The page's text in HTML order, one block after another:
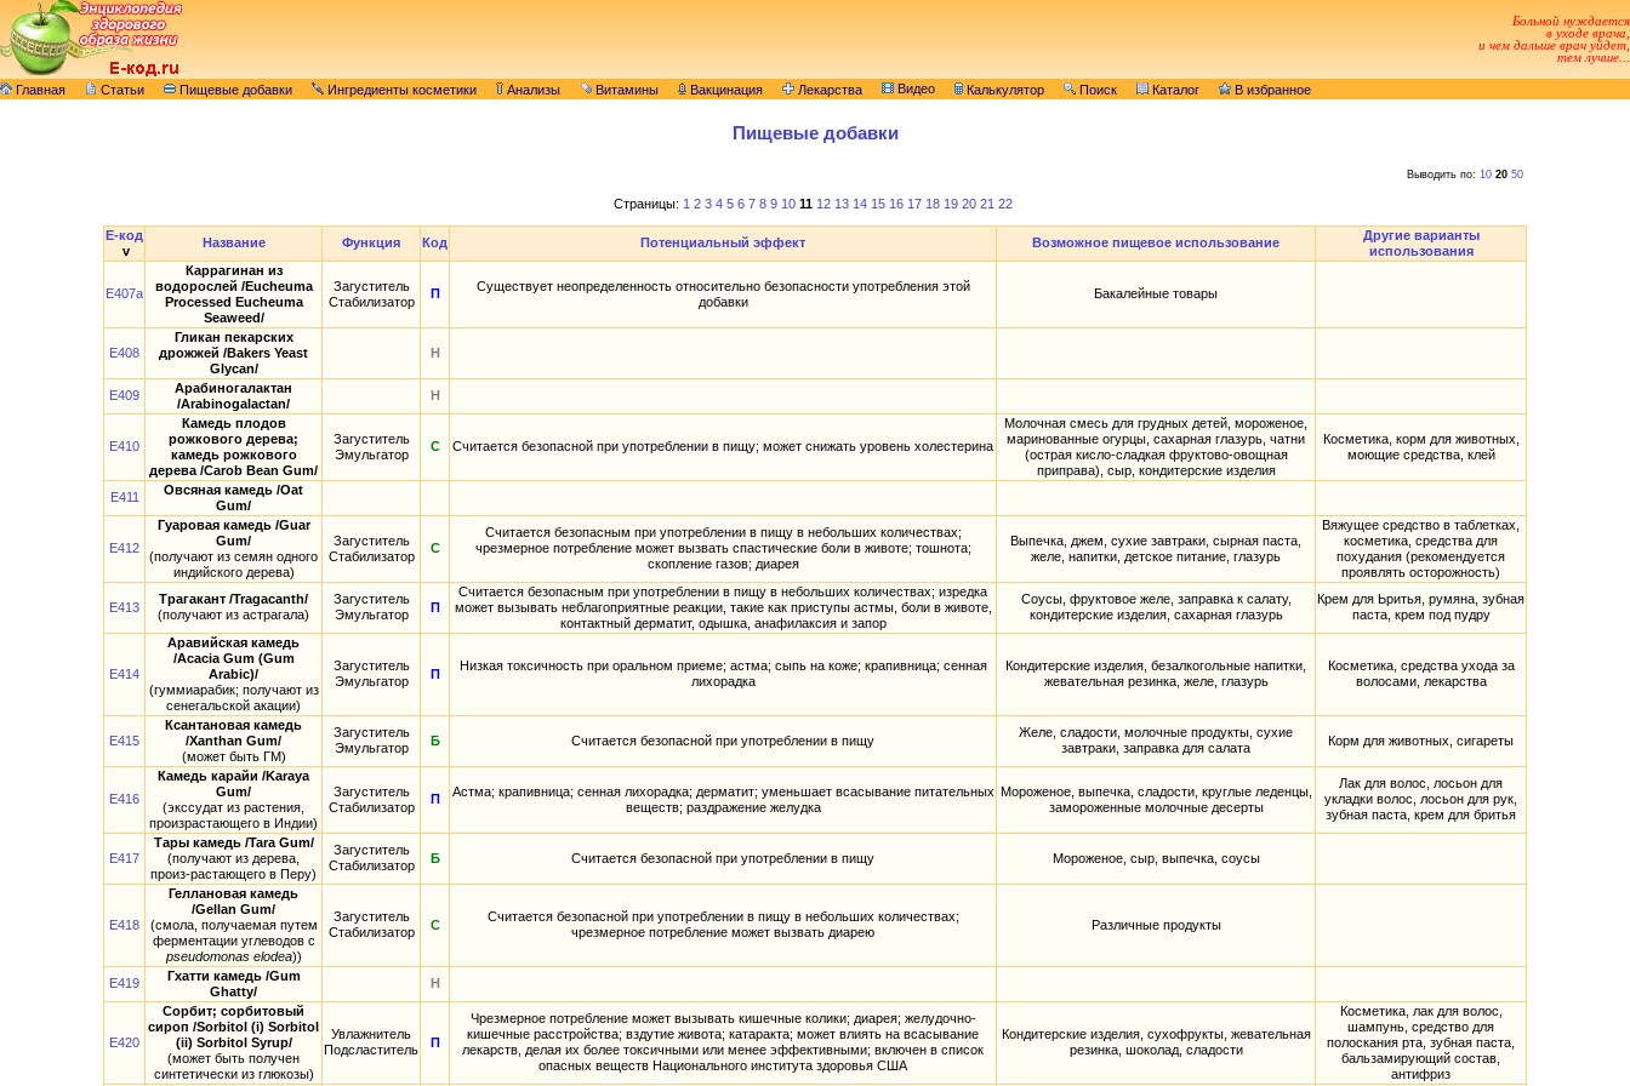
Больной нуждается
в уходе врача,
и чем дальше врач уйдет,
тем лучше...
Главная Статьи Пищевые добавки Ингредиенты косметики Анализы Витамины Вакцинация Лекарства Видео Калькулятор Поиск Каталог В избранное
Пищевые добавки
Выводить по: 10 20 50
Страницы: 1 2 3 4 5 6 7 8 9 10 11 12 13 14 15 16 17 18 19 20 21 22
E-код
v
Название Функция Код Потенциальный эффект Возможное пищевое использование
Другие варианты
использования
E407a
Каррагинан из
водорослей /Eucheuma
Processed Eucheuma
Seaweed/
Загуститель
Стабилизатор
П
Существует неопределенность относительно безопасности употребления этой
добавки
Бакалейные товары
E408
Гликан пекарских
дрожжей /Bakers Yeast
Glycan/
Н
E409
Арабиногалактан
/Arabinogalactan/
Н
E410
Камедь плодов
рожкового дерева;
камедь рожкового
дерева /Carob Bean Gum/
Загуститель
Эмульгатор
С Считается безопасной при употреблении в пищу; может снижать уровень холестерина
Молочная смесь для грудных детей, мороженое,
маринованные огурцы, сахарная глазурь, чатни
(острая кисло-сладкая фруктово-овощная
приправа), сыр, кондитерские изделия
Косметика, корм для животных,
моющие средства, клей
E411
Овсяная камедь /Oat
Gum/
E412
Гуаровая камедь /Guar
Gum/
(получают из семян одного
индийского дерева)
Загуститель
Стабилизатор
С
Считается безопасным при употреблении в пищу в небольших количествах;
чрезмерное потребление может вызвать спастические боли в животе; тошнота;
скопление газов; диарея
Выпечка, джем, сухие завтраки, сырная паста,
желе, напитки, детское питание, глазурь
Вяжущее средство в таблетках,
косметика, средства для
похудания (рекомендуется
проявлять осторожность)
E413
Трагакант /Tragacanth/
(получают из астрагала)
Загуститель
Эмульгатор
П
Считается безопасным при употреблении в пищу в небольших количествах; изредка
может вызывать неблагоприятные реакции, такие как приступы астмы, боли в животе,
контактный дерматит, одышка, анафилаксия и запор
Соусы, фруктовое желе, заправка к салату,
кондитерские изделия, сахарная глазурь
Крем для Ьритья, румяна, зубная
паста, крем под пудру
E414
Аравийская камедь
/Acacia Gum (Gum
Arabic)/
(гуммиарабик; получают из
сенегальской акации)
Загуститель
Эмульгатор
П
Низкая токсичность при оральном приеме; астма; сыпь на коже; крапивница; сенная
лихорадка
Кондитерские изделия, безалкогольные напитки,
жевательная резинка, желе, глазурь
Косметика, средства ухода за
волосами, лекарства
E415
Ксантановая камедь
/Xanthan Gum/
(может быть ГМ)
Загуститель
Эмульгатор
Б Считается безопасной при употреблении в пищу
Желе, сладости, молочные продукты, сухие
завтраки, заправка для салата
Корм для животных, сигареты
E416
Камедь карайи /Karaya
Gum/
(экссудат из растения,
произрастающего в Индии)
Загуститель
Стабилизатор
П
Астма; крапивница; сенная лихорадка; дерматит; уменьшает всасывание питательных
веществ; раздражение желудка
Мороженое, выпечка, сладости, круглые леденцы,
замороженные молочные десерты
Лак для волос, лосьон для
укладки волос, лосьон для рук,
зубная паста, крем для бритья
E417
Тары камедь /Tara Gum/
(получают из дерева,
произ-растающего в Перу)
Загуститель
Стабилизатор
Б Считается безопасной при употреблении в пищу Мороженое, сыр, выпечка, соусы
E418
Геллановая камедь
/Gellan Gum/
(смола, получаемая путем
ферментации углеводов с
pseudomonas elodea))
Загуститель
Стабилизатор
С
Считается безопасной при употреблении в пищу в небольших количествах;
чрезмерное потребление может вызвать диарею
Различные продукты
E419
Гхатти камедь /Gum
Ghatty/
Н
E420
Сорбит; сорбитовый
сироп /Sorbitol (i) Sorbitol
(ii) Sorbitol Syrup/
(может быть получен
синтетически из глюкозы)
Увлажнитель
Подсластитель
П
Чрезмерное потребление может вызывать кишечные колики; диарея; желудочно-
кишечные расстройства; вздутие живота; катаракта; может влиять на всасывание
лекарств, делая их более токсичными или менее эффективными; включен в список
опасных веществ Национального института здоровья США
Кондитерские изделия, сухофрукты, жевательная
резинка, шоколад, сладости
Косметика, лак для волос,
шампунь, средство для
полоскания рта, зубная паста,
бальзамирующий состав,
антифриз